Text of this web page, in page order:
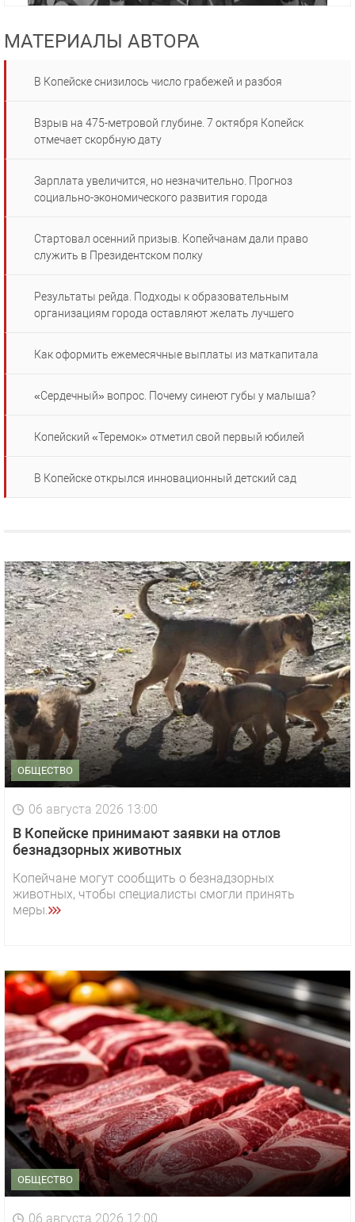
МАТЕРИАЛЫ АВТОРА
В Копейске снизилось число грабежей и разбоя
Взрыв на 475-метровой глубине. 7 октября Копейск
отмечает скорбную дату
Зарплата увеличится, но незначительно. Прогноз
социально-экономического развития города
Стартовал осенний призыв. Копейчанам дали право
служить в Президентском полку
Результаты рейда. Подходы к образовательным
организациям города оставляют желать лучшего
Как оформить ежемесячные выплаты из маткапитала
«Сердечный» вопрос. Почему синеют губы у малыша?
Копейский «Теремок» отметил свой первый юбилей
В Копейске открылся инновационный детский сад
ОБЩЕСТВО
06 августа 2026 13:00
В Копейске принимают заявки на отлов
безнадзорных животных
Копейчане могут сообщить о безнадзорных
животных, чтобы специалисты смогли принять
меры.
ОБЩЕСТВО
06 августа 2026 12:00